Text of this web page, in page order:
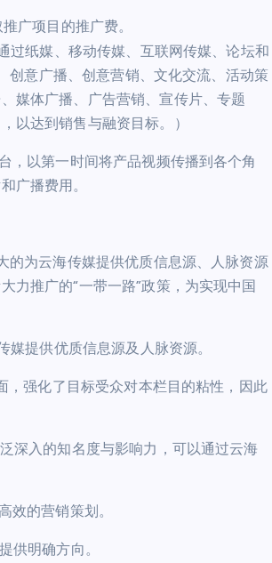
广项目的推广费。
过纸媒、移动传媒、互联网传媒、论坛和
创意广播、创意营销、文化交流、活动策
媒体广播、广告营销、宣传片、专题
以达到销售与融资目标。）
，以第一时间将产品视频传播到各个角
广播费用。
的为云海传媒提供优质信息源、人脉资源
力推广的“一带一路”政策，为实现中国
提供优质信息源及人脉资源。
，强化了目标受众对本栏目的粘性，因此
深入的知名度与影响力，可以通过云海
效的营销策划。
供明确方向。